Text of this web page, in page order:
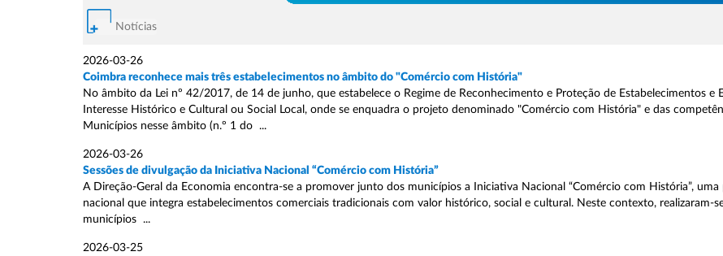
Notícias
2026-03-26
Coimbra reconhece mais três estabelecimentos no âmbito do "Comércio com História"
No âmbito da Lei nº 42/2017, de 14 de junho, que estabelece o Regime de Reconhecimento e Proteção de Estabelecimentos e
Interesse Histórico e Cultural ou Social Local, onde se enquadra o projeto denominado "Comércio com História" e das
Municípios nesse âmbito (n.º 1 do ...
2026-03-26
Sessões de divulgação da Iniciativa Nacional “Comércio com História”
A Direção-Geral da Economia encontra-se a promover junto dos municípios a Iniciativa Nacional “Comércio com História”, uma
nacional que integra estabelecimentos comerciais tradicionais com valor histórico, social e cultural. Neste contexto, realizaram-
municípios ...
2026-03-25